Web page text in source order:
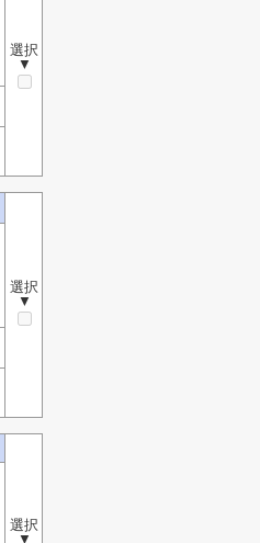
選択
▼
選択
▼
選択
▼